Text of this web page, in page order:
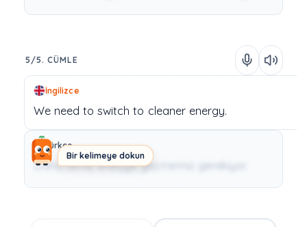
Bir kelimeye dokun
5/5. CÜMLE
İngilizce
We need to switch to cleaner energy.
Türkçe
Daha temiz enerjiye geçmemiz gerekiyor.